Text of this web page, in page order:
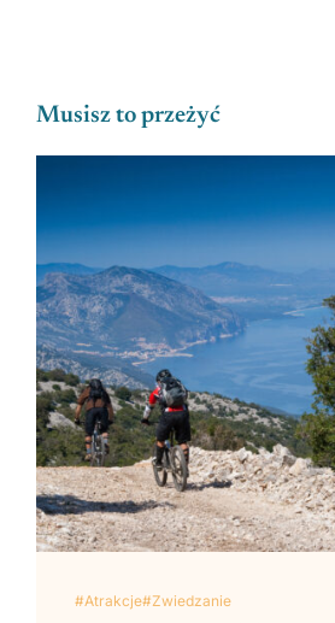
Musisz to przeżyć
#Atrakcje#Zwiedzanie